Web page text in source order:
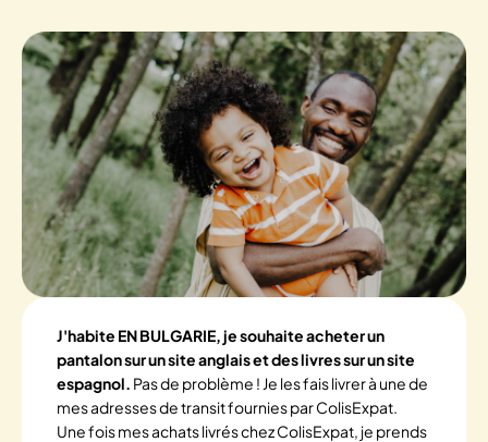
J'habite EN BULGARIE, je souhaite acheter un
pantalon sur un site anglais et des livres sur un site
espagnol. Pas de problème ! Je les fais livrer à une de
mes adresses de transit fournies par ColisExpat.
Une fois mes achats livrés chez ColisExpat, je prends